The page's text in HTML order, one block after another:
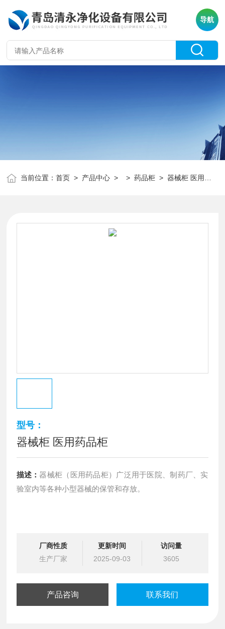
导航
当前位置：首页 > 产品中心 > >药品柜 > 器械柜 医用药品柜
型号：
器械柜 医用药品柜
描述：器械柜（医用药品柜）广泛用于医院、制药厂、实
验室内等各种小型器械的保管和存放。
厂商性质
生产厂家
更新时间
2025-09-03
访问量
3605
产品咨询 联系我们